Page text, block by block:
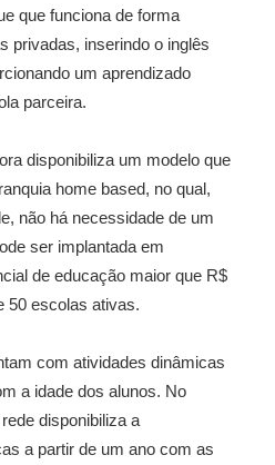
que funciona de forma
privadas, inserindo o inglês
um aprendizado
parceira.
disponibiliza um modelo que
home based, no qual,
não há necessidade de um
ser implantada em
de educação maior que R$
50 escolas ativas.
com atividades dinâmicas
a idade dos alunos. No
disponibiliza a
a partir de um ano com as